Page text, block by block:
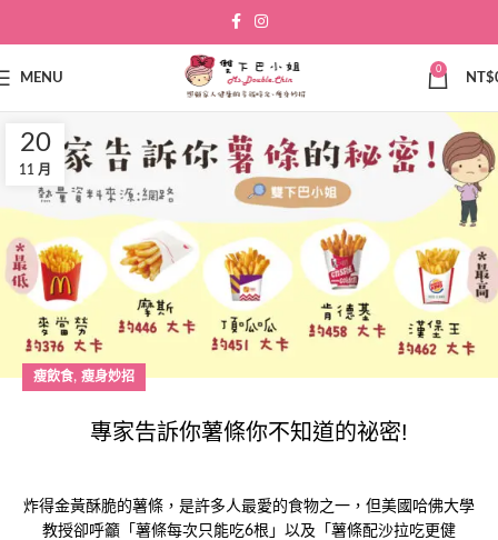
MENU
0
NT$
20
11 月
瘦飲食, 瘦身妙招
專家告訴你薯條你不知道的祕密!
炸得金黃酥脆的薯條，是許多人最愛的食物之一，但美國哈佛大學
教授卻呼籲「薯條每次只能吃6根」以及「薯條配沙拉吃更健